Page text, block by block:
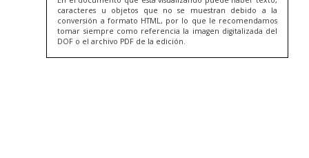
caracteres u objetos que no se muestran debido a la
conversión a formato HTML, por lo que le recomendamos
tomar siempre como referencia la imagen digitalizada del
DOF o el archivo PDF de la edición.